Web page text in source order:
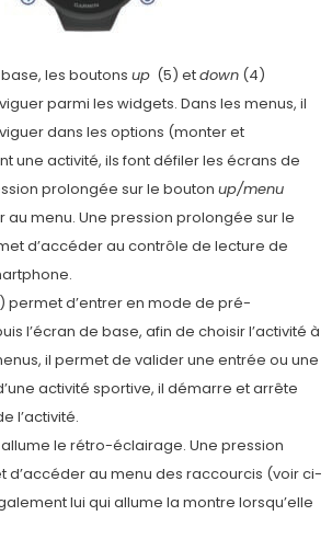
les boutons up(5) etdown(4)
parmi les widgets. Dans les menus, il
dans les options (monter et
une activité, ils font défiler les écrans de
prolongée sur le bouton up/menu
au menu. Une pression prolongée sur le
d’accéder au contrôle de lecture de
permet d’entrer en mode de pré-
l’écran de base, afin de choisir l’activité à
il permet de valider une entrée ou une
activité sportive, il démarre et arrête
l’activité.
le rétro-éclairage. Une pression
d’accéder au menu des raccourcis (voir ci-
lui qui allume la montre lorsqu’elle